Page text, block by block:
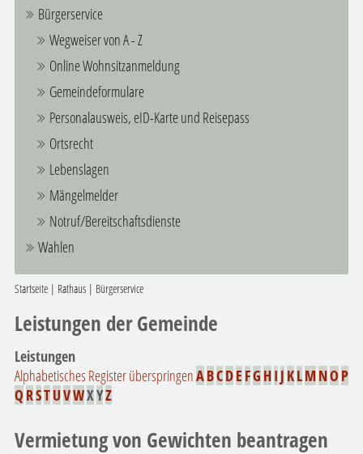
Bürgerservice
Wegweiser von A - Z
Online Wohnsitzanmeldung
Gemeindeformulare
Personalausweis, eID-Karte und Reisepass
Ortsrecht
Lebenslagen
Mängelmelder
Notruf/Bereitschaftsdienste
Wahlen
Startseite| Rathaus| Bürgerservice
Leistungen der Gemeinde
Leistungen
Alphabetisches Register überspringenABCDE FG H I J KLM NO P
Q RSTUVWXYZ
Vermietung von Gewichten beantragen